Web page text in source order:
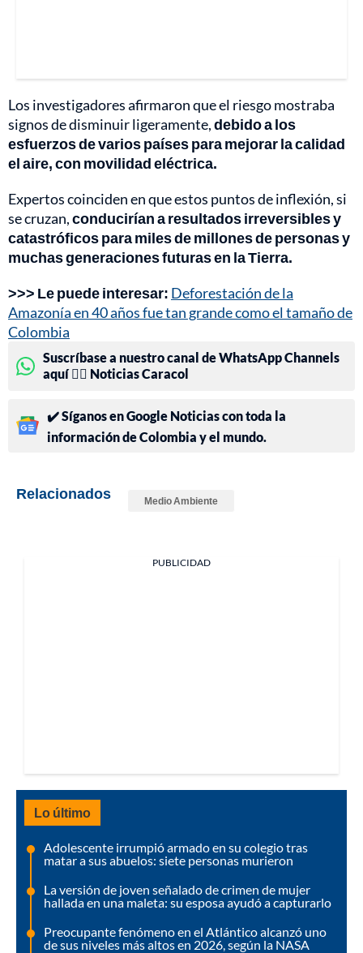
Los investigadores afirmaron que el riesgo mostraba
signos de disminuir ligeramente,debido a los
esfuerzos de varios países para mejorar la calidad
el aire, con movilidad eléctrica.
Expertos coinciden en que estos puntos de inflexión, si
se cruzan,conducirían a resultados irreversibles y
catastróficos para miles de millones de personas y
muchas generaciones futuras en la Tierra.
>>> Le puede interesar: Deforestación de la
Amazonía en 40 años fue tan grande como el tamaño de
Colombia
Suscríbase a nuestro canal de WhatsApp Channels
aquí 👉🏻 Noticias Caracol
✔️ Síganos en Google Noticias con toda la
información de Colombia y el mundo.
Relacionados Medio Ambiente
PUBLICIDAD
Lo último
Adolescente irrumpió armado en su colegio tras
matar a sus abuelos: siete personas murieron
La versión de joven señalado de crimen de mujer
hallada en una maleta: su esposa ayudó a capturarlo
Preocupante fenómeno en el Atlántico alcanzó uno
de sus niveles más altos en 2026, según la NASA